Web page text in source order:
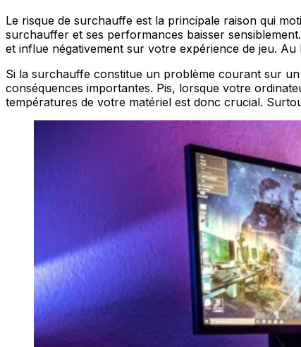
Le risque de surchauffe est la principale raison qui
surchauffer et ses performances baisser
et influe négativement sur votre expérience de jeu.
Si la surchauffe constitue un problème courant sur
conséquences importantes. Pis, lorsque votre
températures de votre matériel est donc crucial.